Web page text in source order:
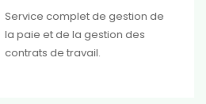
de gestion de
gestion des
besoins